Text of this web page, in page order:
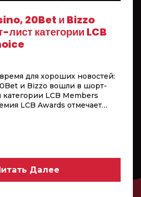
20Bet и Bizzo
категории LCB
для хороших новостей:
и Bizzo вошли в шорт-
LCB Members
LCB Awards отмечает
замиранием сердца
как наши бренды получат
Далее